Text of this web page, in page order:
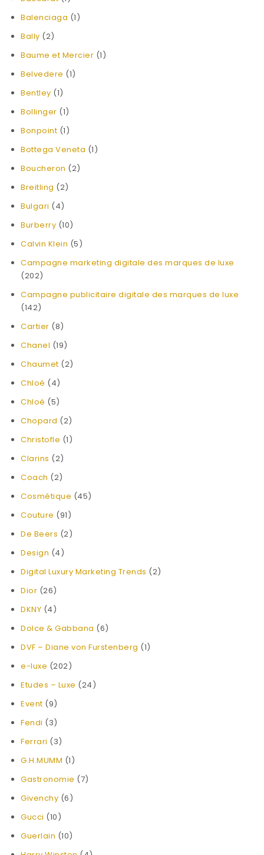
Balenciaga (1)
Bally (2)
Baume et Mercier (1)
Belvedere (1)
Bentley (1)
Bollinger (1)
Bonpoint (1)
Bottega Veneta (1)
Boucheron (2)
Breitling (2)
Bulgari (4)
Burberry (10)
Calvin Klein (5)
Campagne marketing digitale des marques de luxe
(202)
Campagne publicitaire digitale des marques de luxe
(142)
Cartier (8)
Chanel (19)
Chaumet (2)
Chloé (4)
Chloé (5)
Chopard (2)
Christofle (1)
Clarins (2)
Coach (2)
Cosmétique (45)
Couture (91)
De Beers (2)
Design (4)
Digital Luxury Marketing Trends (2)
Dior (26)
DKNY (4)
Dolce & Gabbana (6)
DVF – Diane von Furstenberg (1)
e-luxe (202)
Etudes – Luxe (24)
Event (9)
Fendi (3)
Ferrari (3)
G.H.MUMM (1)
Gastronomie (7)
Givenchy (6)
Gucci (10)
Guerlain (10)